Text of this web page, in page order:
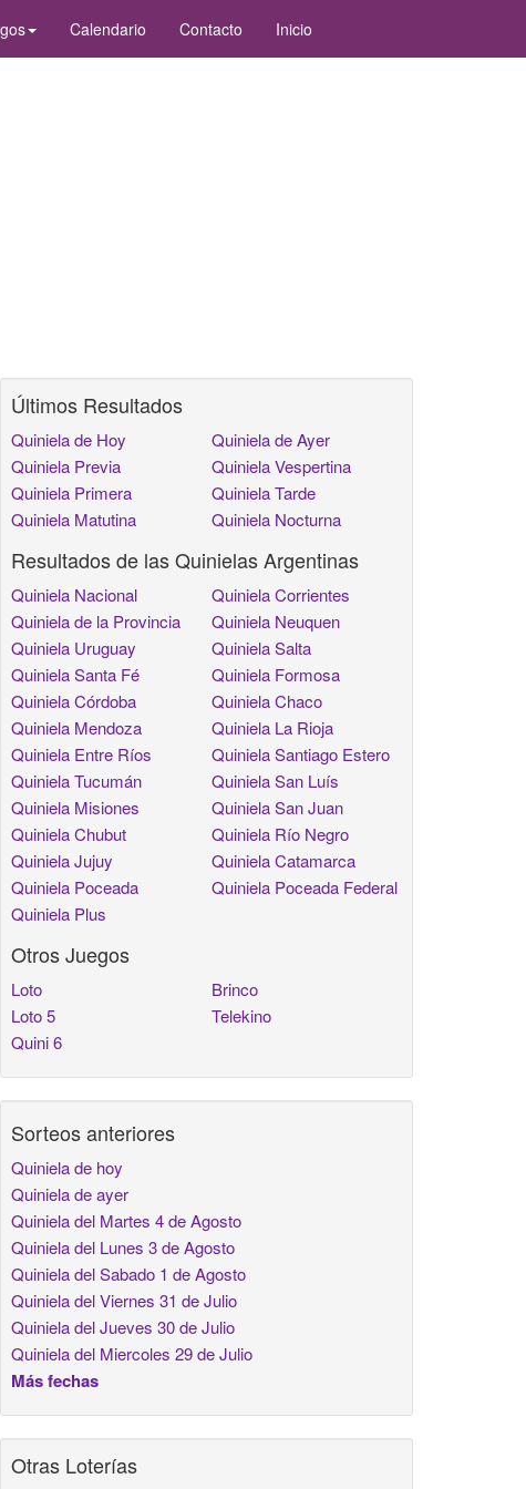
Calendario Contacto Inicio
Últimos Resultados
Quiniela de Hoy
Quiniela Previa
Quiniela Primera
Quiniela Matutina
Quiniela de Ayer
Quiniela Vespertina
Quiniela Tarde
Quiniela Nocturna
Resultados de las Quinielas Argentinas
Quiniela Nacional
Quiniela de la Provincia
Quiniela Uruguay
Quiniela Santa Fé
Quiniela Córdoba
Quiniela Mendoza
Quiniela Entre Ríos
Quiniela Tucumán
Quiniela Misiones
Quiniela Chubut
Quiniela Jujuy
Quiniela Poceada
Quiniela Plus
Quiniela Corrientes
Quiniela Neuquen
Quiniela Salta
Quiniela Formosa
Quiniela Chaco
Quiniela La Rioja
Quiniela Santiago Estero
Quiniela San Luís
Quiniela San Juan
Quiniela Río Negro
Quiniela Catamarca
Quiniela Poceada Federal
Otros Juegos
Loto
Loto 5
Quini 6
Brinco
Telekino
Sorteos anteriores
Quiniela de hoy
Quiniela de ayer
Quiniela del Martes 4 de Agosto
Quiniela del Lunes 3 de Agosto
Quiniela del Sabado 1 de Agosto
Quiniela del Viernes 31 de Julio
Quiniela del Jueves 30 de Julio
Quiniela del Miercoles 29 de Julio
Más fechas
Otras Loterías